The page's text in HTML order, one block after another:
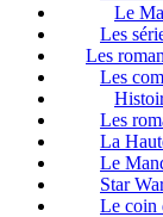
Le
Les
Les
Les
Les
La
Le
Star
Le coin